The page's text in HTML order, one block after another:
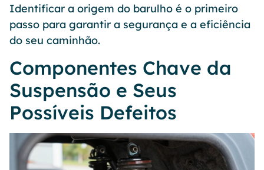
Identificar a origem do barulho é o primeiro
passo para garantir a segurança e a eficiência
do seu caminhão.
Componentes Chave da
Suspensão e Seus
Possíveis Defeitos